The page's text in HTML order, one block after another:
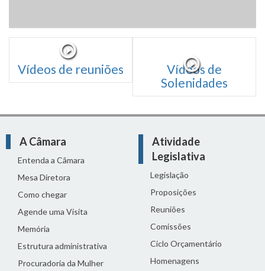
Vídeos de reuniões
Vídeos de
Solenidades
A Câmara
Entenda a Câmara
Mesa Diretora
Como chegar
Agende uma Visita
Memória
Estrutura administrativa
Procuradoria da Mulher
Atividade
Legislativa
Legislação
Proposições
Reuniões
Comissões
Ciclo Orçamentário
Homenagens